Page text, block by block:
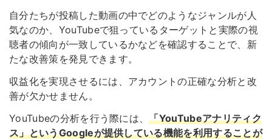
自分たちが投稿した動画の中でどのようなジャンルが人
気なのか、YouTubeで狙っているターゲットと実際の視
聴者の傾向が一致しているかなどを確認することで、新
たな改善策を発見できます。
収益化を実現させるには、アカウントの正確な分析と改
善が欠かせません。
YouTubeの分析を行う際には、「YouTubeアナリティク
ス」というGoogleが提供している機能を利用することが